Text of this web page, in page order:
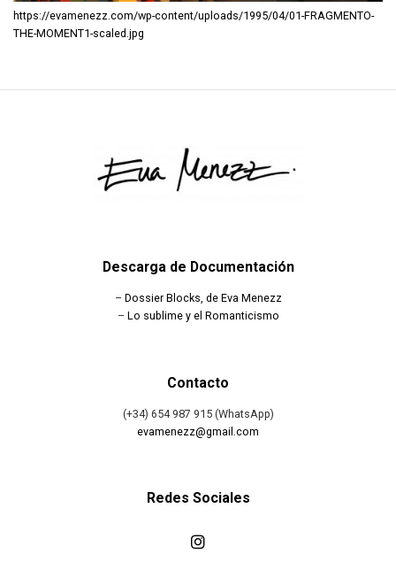
https://evamenezz.com/wp-content/uploads/1995/04/01-FRAGMENTO-
THE-MOMENT1-scaled.jpg
Descarga de Documentación
– Dossier Blocks, de Eva Menezz
– Lo sublime y el Romanticismo
Contacto
(+34) 654 987 915 (WhatsApp)
evamenezz@gmail.com
Redes Sociales